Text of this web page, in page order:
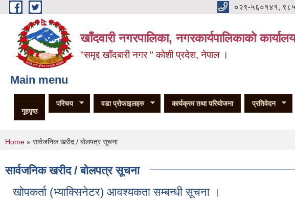
Skip to main content ०२९-५६०१४१,
खाँदवारी नगरपालिका, नगरकार्यपालिकाको
"समृद्द खाँदबारी नगर " कोशी प्रदेश, नेपाल ।
Main menu
गृहपृष्ठ
परिचय वडा प्रोफाइलहरु कार्यक्रम तथा परियोजना प्रतिवेदन
You are here
Home » सार्वजनिक खरीद / बोलपत्र सूचना
सार्वजनिक खरीद / बोलपत्र सूचना
खोपकर्ता (भ्याक्सिनेटर) आवश्यकता सम्बन्धी सूचना ।